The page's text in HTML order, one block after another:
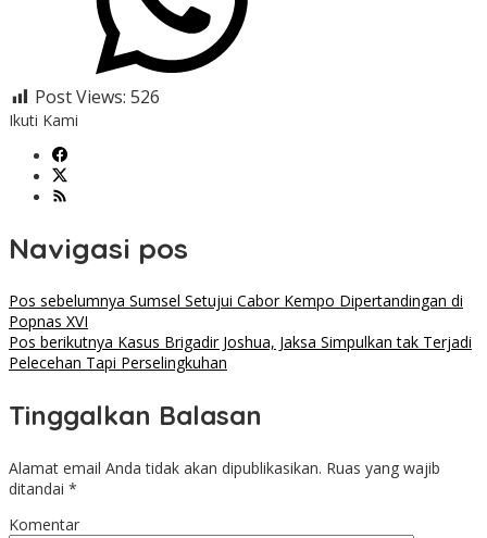
Post Views: 526
Ikuti Kami
Navigasi pos
Pos sebelumnya Sumsel Setujui Cabor Kempo Dipertandingan di
Popnas XVI
Pos berikutnya Kasus Brigadir Joshua, Jaksa Simpulkan tak Terjadi
Pelecehan Tapi Perselingkuhan
Tinggalkan Balasan
Alamat email Anda tidak akan dipublikasikan. Ruas yang wajib
ditandai *
Komentar